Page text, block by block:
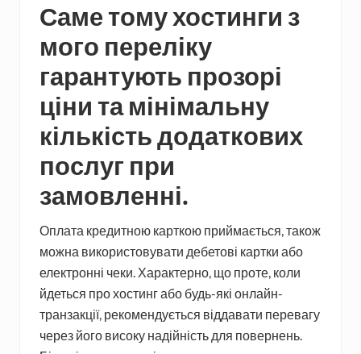
Саме тому хостинги з
мого переліку
гарантують прозорі
ціни та мінімальну
кількість додаткових
послуг при
замовленні.
Оплата кредитною карткою приймається, також
можна використовувати дебетові картки або
електронні чеки. Характерно, що проте, коли
йдеться про хостинг або будь-які онлайн-
транзакції, рекомендується віддавати перевагу
через його високу надійність для повернень.